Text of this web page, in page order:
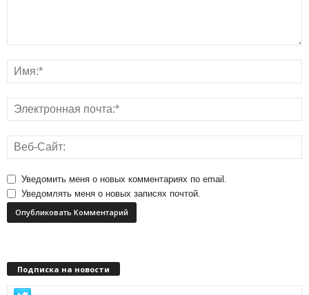
Уведомить меня о новых комментариях по email.
Уведомлять меня о новых записях почтой.
Подписка на новости